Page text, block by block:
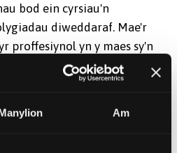
Am
bod ein cyrsiau'n
diweddaraf. Mae'r
proffesiynol yn y maes sy'n
ar y cyd ac yn gweithredu
- a fydd yn fanteisiol i chi